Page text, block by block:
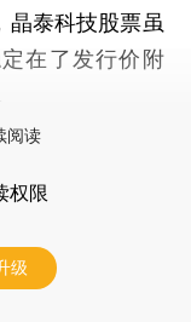
晶泰科技股票虽
在了发行价附
阅读
权限
级